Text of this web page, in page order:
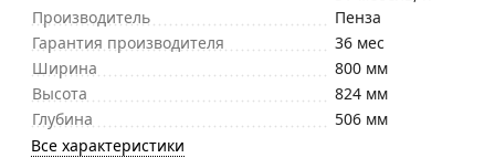
Производитель
Пенза
Гарантия производителя
36 мес
Ширина
800 мм
Высота
824 мм
Глубина
506 мм
Все характеристики